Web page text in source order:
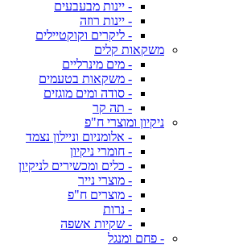
- יינות מבעבעים
- יינות רוזה
- ליקרים וקוקטיילים
משקאות קלים
- מים מינרליים
- משקאות בטעמים
- סודה ומים מוגזים
- תה קר
ניקיון ומוצרי ח"פ
- אלומניום וניילון נצמד
- חומרי ניקיון
- כלים ומכשירים לניקיון
- מוצרי נייר
- מוצרים ח"פ
- נרות
- שקיות אשפה
- פחם ומנגל